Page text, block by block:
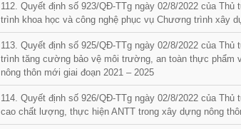
112. Quyết định số 923/QĐ-TTg ngày 02/8/2022 của
trình khoa học và công nghệ phục vụ Chương trình xây
113. Quyết định số 925/QĐ-TTg ngày 02/8/2022 của
trình tăng cường bảo vệ môi trường, an toàn thực phẩm
nông thôn mới giai đoạn 2021 – 2025
114. Quyết định số 926/QĐ-TTg ngày 02/8/2022 của
cao chất lượng, thực hiện ANTT trong xây dựng nông